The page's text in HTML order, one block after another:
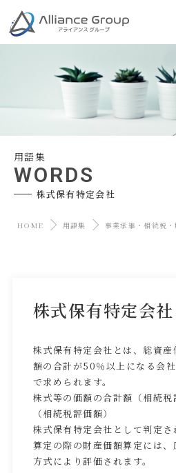
用語集
WORDS
株式保有特定会社
HOME 用語集 事業承継・相続税・
株式保有特定会
株式保有特定会社とは、総資
額の合計が50％以上になる会
で求められます。
株式等の価額の合計額（相続
（相続税評価額）
株式保有特定会社として判定
算定の際の財産価額算定には
方式により評価されます。